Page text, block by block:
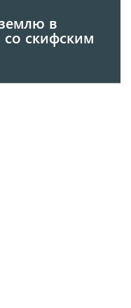
в
со скифским